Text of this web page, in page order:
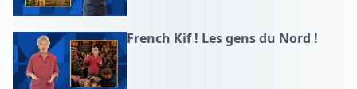
French Kif ! Les gens du Nord !